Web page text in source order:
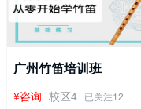
广州竹笛培训班
¥咨询 校区4 已关注12